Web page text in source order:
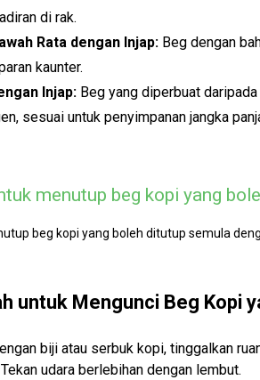
di rak.
Rata dengan Injap: Beg dengan
kaunter.
Injap: Beg yang diperbuat
sesuai untuk penyimpanan jangka
menutup beg kopi yang
untuk Mengunci Beg Kopi
biji atau serbuk kopi, tinggalkan
Tekan udara berlebihan dengan lembut.